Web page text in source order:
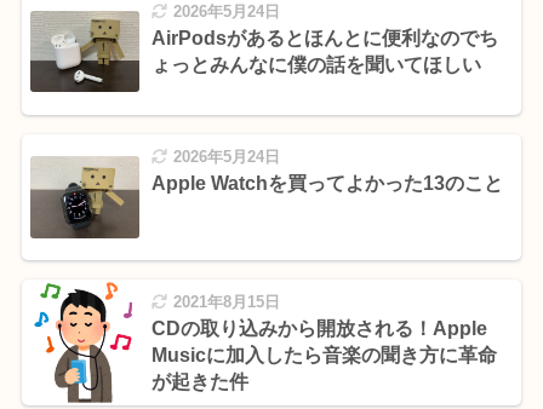
2026年5月24日
AirPodsがあるとほんとに便利なのでち
ょっとみんなに僕の話を聞いてほしい
2026年5月24日
Apple Watchを買ってよかった13のこと
2021年8月15日
CDの取り込みから開放される！Apple
Musicに加入したら音楽の聞き方に革命
が起きた件